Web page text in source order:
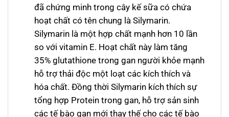
đã chứng minh trong cây kế sữa có chứa
hoạt chất có tên chung là Silymarin.
Silymarin là một hợp chất mạnh hơn 10 lần
so với vitamin E. Hoạt chất này làm tăng
35% glutathione trong gan người khỏe mạnh
hỗ trợ thải độc một loạt các kích thích và
hóa chất. Đồng thời Silymarin kích thích sự
tổng hợp Protein trong gan, hỗ trợ sản sinh
các tế bào gan mới thay thế cho các tế bào